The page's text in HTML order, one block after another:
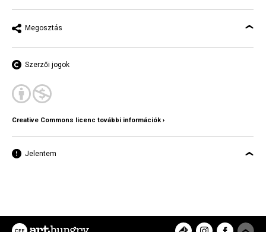
Megosztás
Szerzői jogok
Creative Commons licenc további információk ›
Jelentem